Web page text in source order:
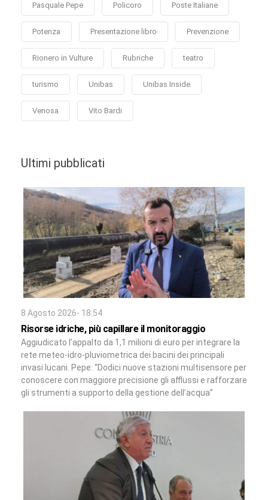
Pasquale Pepe Policoro Poste Italiane
Potenza Presentazione libro Prevenzione
Rionero in Vulture Rubriche teatro
turismo Unibas Unibas Inside
Venosa Vito Bardi
Ultimi pubblicati
8 Agosto 2026- 18:54
Risorse idriche, più capillare il monitoraggio
Aggiudicato l’appalto da 1,1 milioni di euro per integrare la
rete meteo-idro-pluviometrica dei bacini dei principali
invasi lucani. Pepe: “Dodici nuove stazioni multisensore per
conoscere con maggiore precisione gli afflussi e rafforzare
gli strumenti a supporto della gestione dell’acqua”